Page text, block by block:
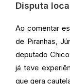
Disputa
Ao comentar
de Piranhas,
deputado
já teve
que gera